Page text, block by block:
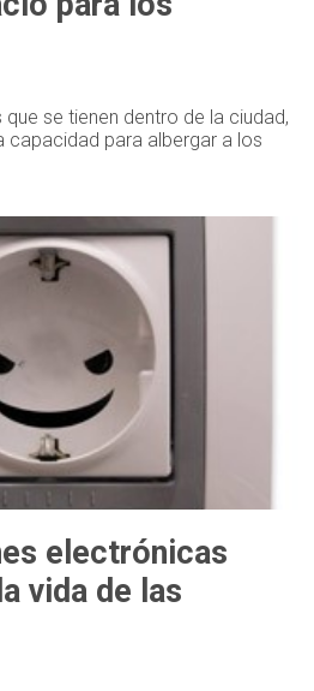
se tienen dentro de la ciudad,
capacidad para albergar a los
electrónicas
vida de las